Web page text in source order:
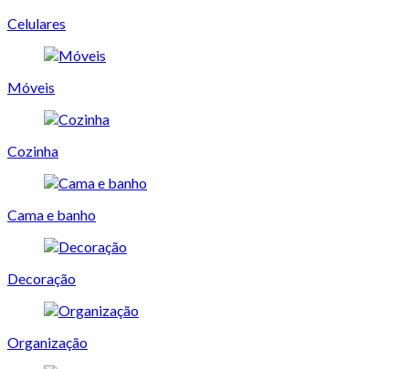
Celulares
Móveis
Cozinha
Cama e banho
Decoração
Organização